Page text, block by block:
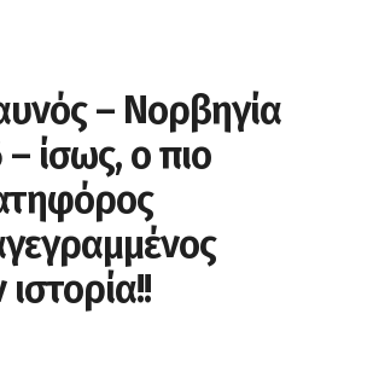
– Νορβηγία
ίσως, ο πιο